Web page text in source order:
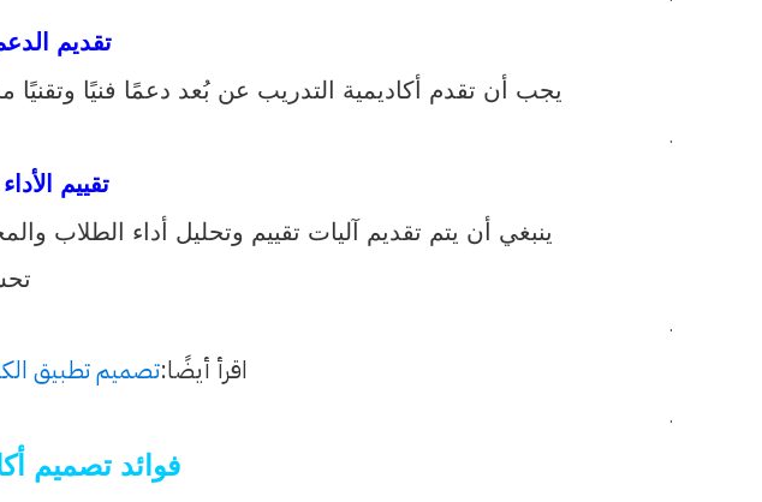
تقديم
يجب أن تقدم أكاديمية التدريب عن بُعد دعمًا فنيًا
.
تقييم
ينبغي أن يتم تقديم آليات تقييم وتحليل أداء الطلاب
.
اقرأ أيضًا:تصميم تطبيق
.
فوائد تصميم